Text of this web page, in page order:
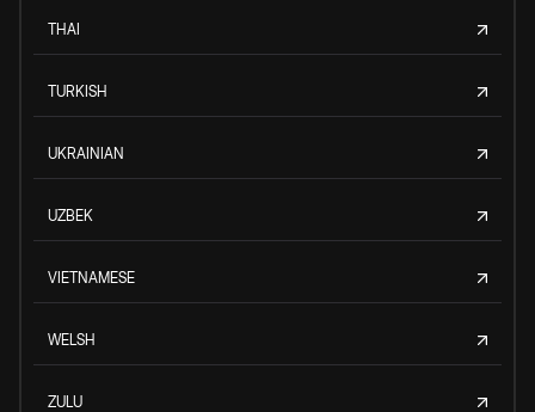
THAI
TURKISH
UKRAINIAN
UZBEK
VIETNAMESE
WELSH
ZULU